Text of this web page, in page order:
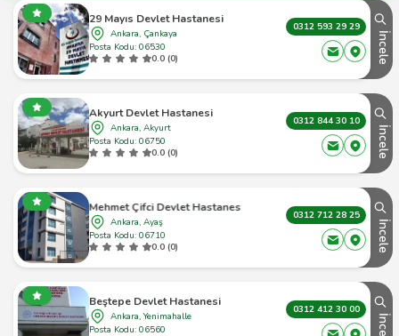
29 Mayıs Devlet Hastanesi
Ankara, Çankaya
Posta Kodu: 06530
0.0 (0)
0312 593 29 29
İncele
Akyurt Devlet Hastanesi
Ankara, Akyurt
Posta Kodu: 06750
0.0 (0)
0312 844 30 10
İncele
Mehmet Çifci Devlet Hastanesi - Ankara Ayaş - 1
Ankara, Ayaş
Posta Kodu: 06710
0.0 (0)
0312 712 28 25
İncele
Beştepe Devlet Hastanesi
Ankara, Yenimahalle
Posta Kodu: 06560
0312 412 30 00